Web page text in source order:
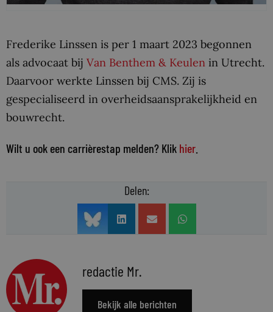
Frederike Linssen is per 1 maart 2023 begonnen
als advocaat bij Van Benthem & Keulen in Utrecht.
Daarvoor werkte Linssen bij CMS. Zij is
gespecialiseerd in overheidsaansprakelijkheid en
bouwrecht.
Wilt u ook een carrièrestap melden? Klik hier
Delen:
redactie Mr.
Bekijk alle berichten